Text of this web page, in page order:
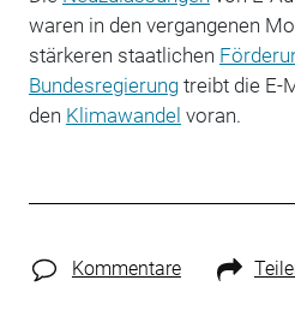
waren in den vergangenen
stärkeren staatlichen
Bundesregierungtreibt die E-
den Klimawandel voran.
Kommentare